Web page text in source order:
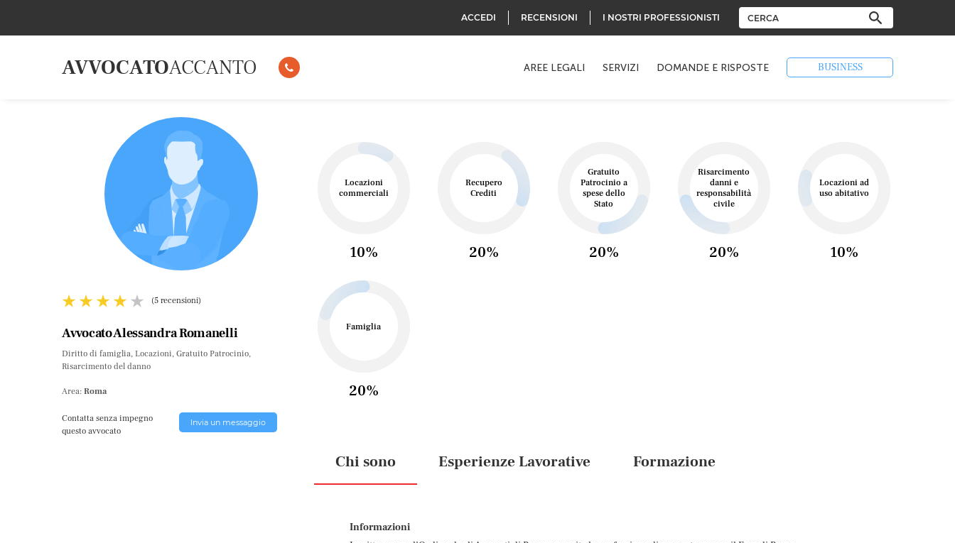
ACCEDI RECENSIONI I NOSTRI PROFESSIONISTI
AVVOCATOACCANTO AREE LEGALI SERVIZI DOMANDE E RISPOSTE BUSINESS
Avvocato Alessandra Romanelli
Diritto di famiglia, Locazioni, Gratuito Patrocinio,
Risarcimento del danno
(5 recensioni)
Area: Roma
Contatta senza impegno
questo avvocato
Invia un messaggio
Locazioni
commerciali
10%
Recupero
Crediti
20%
Gratuito
Patrocinio a
spese dello
Stato
20%
Risarcimento
danni e
responsabilità
civile
20%
Locazioni ad
uso abitativo
10%
Famiglia
20%
Chi sono Esperienze Lavorative Formazione
Informazioni